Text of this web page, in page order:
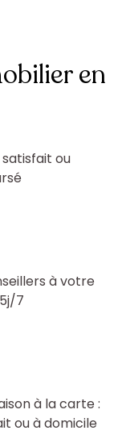
en
satisfait ou
à votre
7
à la carte :
ou à domicile